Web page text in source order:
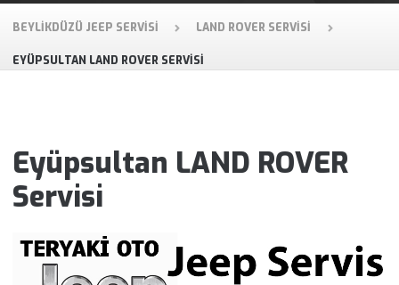
BEYLIKDÜZÜ JEEP SERVISI LAND ROVER SERVISI
EYÜPSULTAN LAND ROVER SERVISI
Eyüpsultan LAND ROVER
Servisi